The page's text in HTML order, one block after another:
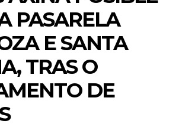
PASARELA
E SANTA
TRAS O
DE